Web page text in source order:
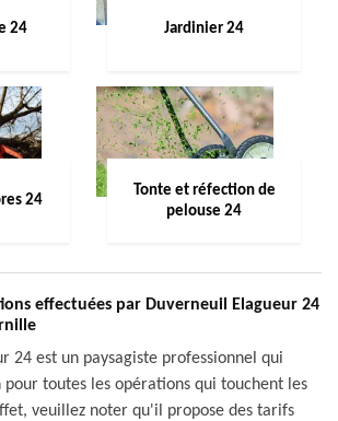
24 Jardinier 24
24
Tonte et réfection de
pelouse 24
effectuées par Duverneuil Elagueur 24
24 est un paysagiste professionnel qui
toutes les opérations qui touchent les
veuillez noter qu'il propose des tarifs